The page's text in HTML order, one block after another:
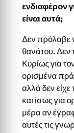
ενδιαφέρον
είναι αυτά;
Δεν πρόλαβε
θανάτου. Δεν
Κυρίως για
ορισμένα
αλλά δεν είχε
και ίσως για
μέρα αν
αυτές τις